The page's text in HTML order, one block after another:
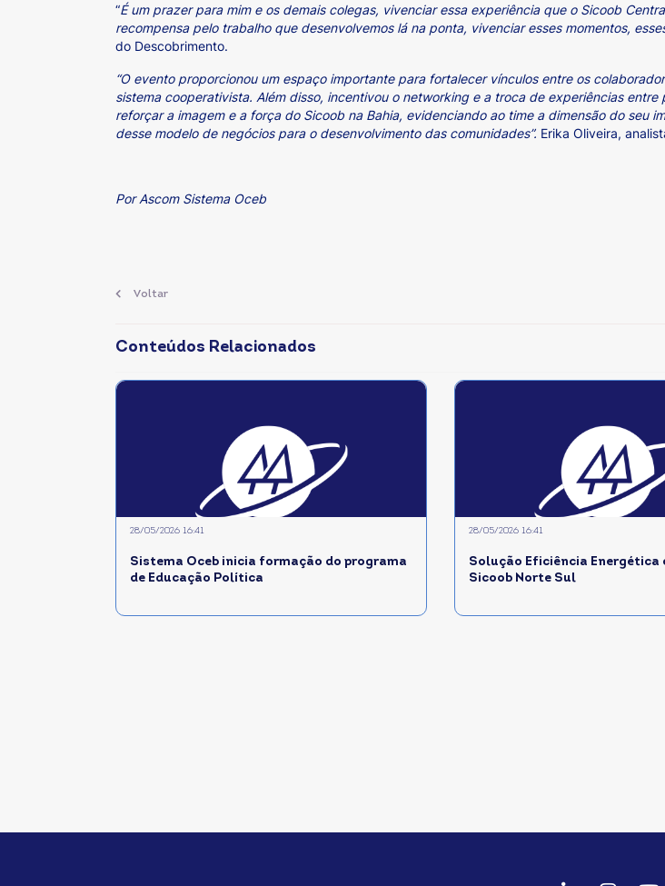
“É um prazer para mim e os demais colegas, vivenciar essa experiência que o Sicoob
recompensa pelo trabalho que desenvolvemos lá na ponta, vivenciar esses momentos,
do Descobrimento.
“O evento proporcionou um espaço importante para fortalecer vínculos entre os
sistema cooperativista. Além disso, incentivou o networking e a troca de experiências
reforçar a imagem e a força do Sicoob na Bahia, evidenciando ao time a dimensão do seu
desse modelo de negócios para o desenvolvimento das comunidades”. Erika Oliveira,
Por Ascom Sistema Oceb
Voltar
Conteúdos Relacionados
Sistema Oceb inicia formação do programa
de Educação Política
28/05/2026 16:41
Solução Eficiência Energética
Sicoob Norte Sul
28/05/2026 16:41